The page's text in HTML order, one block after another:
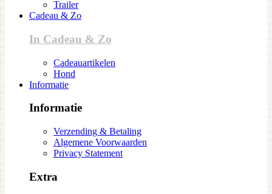
Trailer
Cadeau & Zo
In Cadeau & Zo
Cadeauartikelen
Hond
Informatie
Informatie
Verzending & Betaling
Algemene Voorwaarden
Privacy Statement
Extra